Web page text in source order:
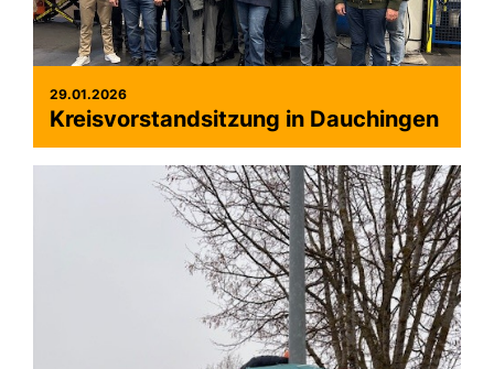
29.01.2026
Kreisvorstandsitzung in Dauchingen